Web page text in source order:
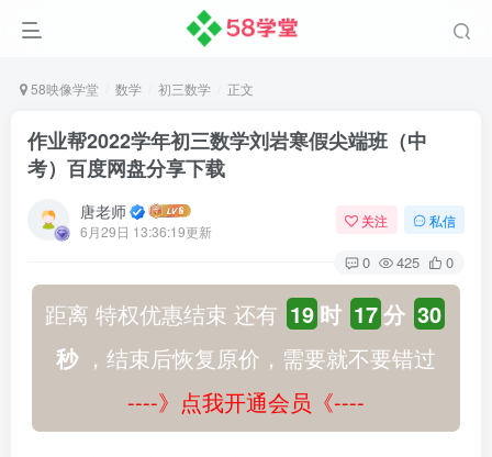
58映像学堂 数学 初三数学 正文
作业帮2022学年初三数学刘岩寒假尖端班（中
考）百度网盘分享下载
唐老师
6月29日 13:36:19更新
关注 私信
0 425 0
距离 特权优惠结束 还有 19 时 17分 29
秒，结束后恢复原价，需要就不要错过
----》点我开通会员《----